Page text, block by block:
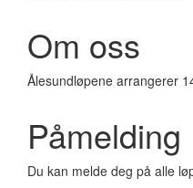
Om oss
Ålesundløpene arrangerer
Påmelding
Du kan melde deg på alle